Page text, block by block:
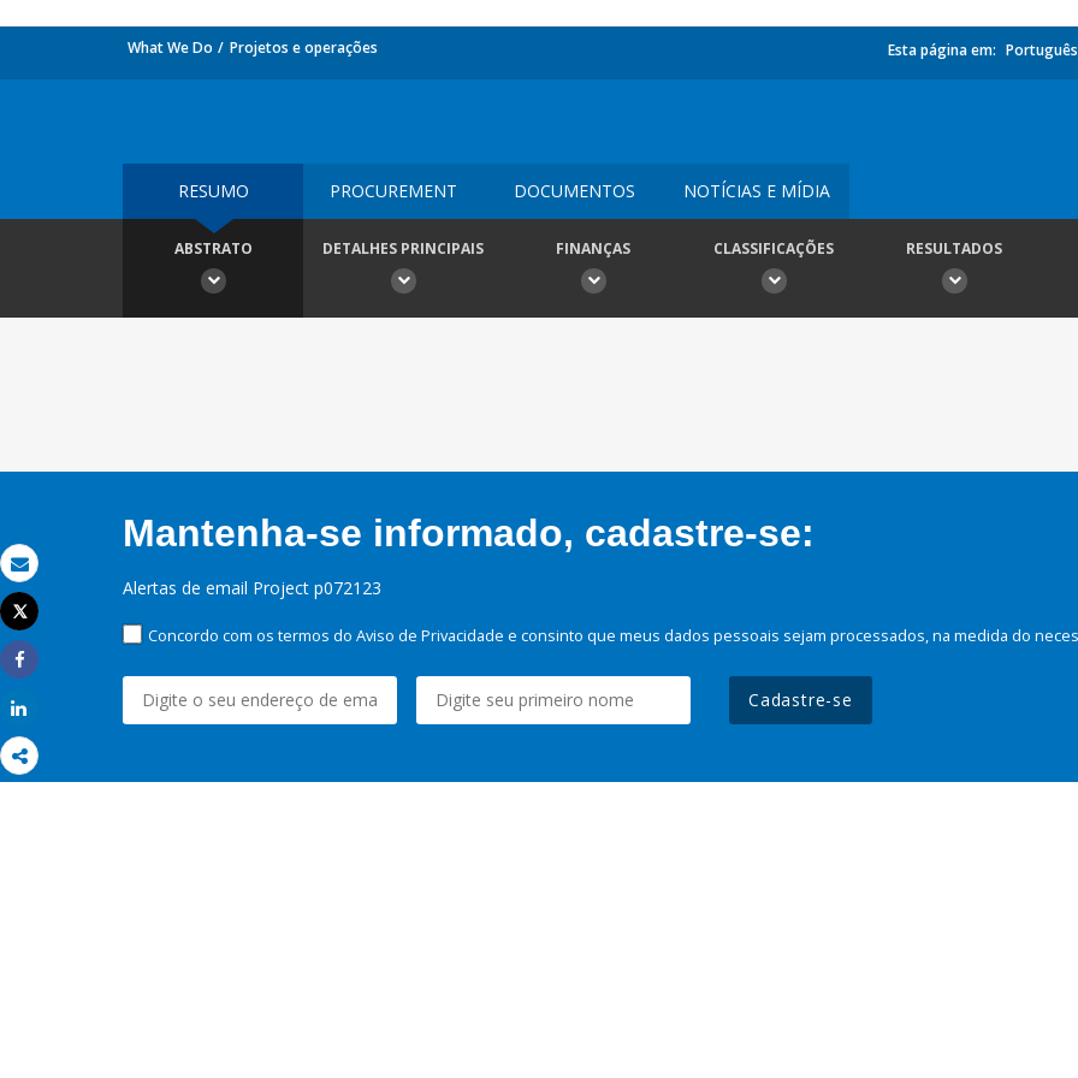
Email
Imprimir
Tweet
Share
What We Do Projetos e operações Esta página em: Português
RESUMO PROCUREMENT DOCUMENTOS NOTÍCIAS E MÍDIA
ABSTRATO DETALHES PRINCIPAIS FINANÇAS CLASSIFICAÇÕES RESULTADOS
Mantenha-se informado, cadastre-se:
Alertas de email Project p072123
Concordo com os termos do Aviso de Privacidade e consinto que meus dados pessoais sejam processados, na medida do
Cadastre-se